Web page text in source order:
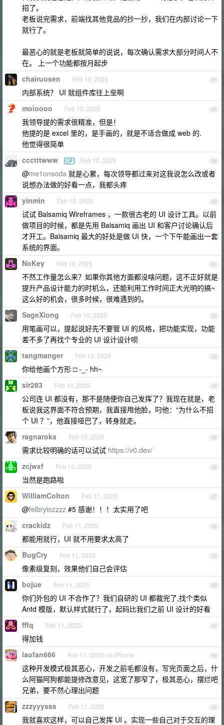
招了。
老板说完需求，前端找其他竞品的抄一抄，我们在内部讨论一下
就行了。
最恶心的就是老板就简单的说说，每次确认需求大部分时间人不
在。 上一个功能都按月起步
27
chairuosen Feb 10, 2025
内部系统？ UI 就组件库往上垒啊
28
moioooo Feb 10, 2025
我领导提的需求很精准，但是！
他提的是 excel 里的，是手画的，就是不适合做成 web 的.
他觉得很简单
29
ccctttwww OP Feb 10, 2025
@me1onsoda 就是心累，每次领导都过来对这我说怎么改或者
说想办法做的好看一点，我都头疼
30
yinmin Feb 10, 2025
试试 Balsamiq Wireframes ，一款很古老的 UI 设计工具。以前
做项目的时候，都是先用 Balsamiq 画出 UI 和客户讨论确认后
才开工。Balsamiq 最大的好处是做 UI 快，一个下午能画出一套
系统的界面。
31
NoKey Feb 10, 2025
不然工作量怎么来？如果你其他方面都没啥问题，这不正好就是
提升产品设计能力的时机么，还能利用工作时间正大光明的搞~
这么好的机会，很多时候，很难遇到的。
32
SageXiong Feb 10, 2025
用笔画可以，提起说好先不要管 UI 的风格，把功能实现，功能
差不多了再找个专业的 UI 设计设计呗
33
tangmanger Feb 10, 2025
你给他画个方形 □ -_- hh~
34
sir283 Feb 10, 2025
公司连 UI 都没有，那不是随便你自己发挥了？我现在就是，老
板说我这界面不符合预期，我直接甩他脸，叼他：“为什么不招
个 UI ？”，他直接哑巴了，转身就走。
35
ragnaroks Feb 10, 2025
需求比较明确的话可以试试 https://v0.dev/
36
zcjwxf Feb 10, 2025
当然是跑路啦
37
WilliamColton Feb 11, 2025
@felbryiozzzz #5 感谢！！！太实用了吧
38
crackidz Feb 11, 2025
都能用就行，UI 就不用要求太高了
39
BugCry Feb 11, 2025
像素级复刻，效果他们自己会评估
40
bojue Feb 11, 2025
你们外包的 UI 不合作了？我们自研的 UI 都裁完了,找个类似
Antd 模版，默认样式就行了，起码比我们之前 UI 设计的好看
41
fffq Feb 11, 2025
得加钱
42
laofan666 Feb 11, 2025 via iPhone
这种开发模式极其恶心，开发之前毛都没有，写完页面之后，什
么阿猫阿狗都能提修改意见，这宽了那窄了，极其恶心，摆烂吧
兄弟，要不然心理出问题
43
zzzyyysss Feb 11, 2025
我就喜欢这样，可以自己发挥 UI 。实现一些自己对于交互的理